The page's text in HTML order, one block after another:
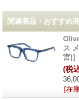
関連商品・おすすめ
ス
宮)]
(税
[在